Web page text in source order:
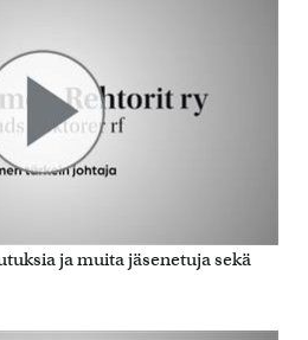
ja muita jäsenetuja sekä